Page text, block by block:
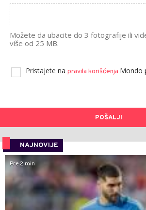
Možete da ubacite do 3 fotografije ili
više od 25 MB.
Pristajete na pravila korišćenja Mondo
POŠALJI
NAJNOVIJE
Pre 2 min